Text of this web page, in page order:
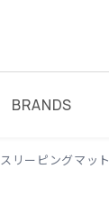
BRANDS
スリーピングマット